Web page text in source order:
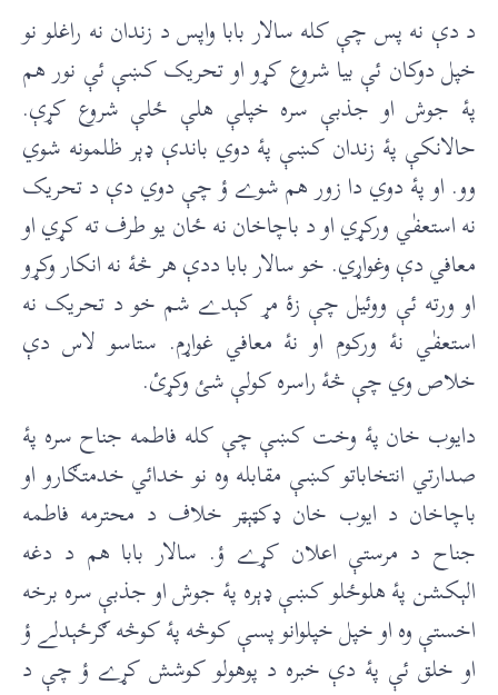
د دې نه پس چې کله سالار بابا واپس د زندان نه راغلو نو
خپل دوکان ئې بيا شروع کړو او تحريک کښې ئې نور هم
پۀ جوش او جذبې سره خپلې هلې ځلې شروع کړې.
حالانکې پۀ زندان کښې پۀ دوي باندې ډېر ظلمونه شوي
وو. او پۀ دوي دا زور هم شوے ؤ چې دوي دې د تحريک
نه استعفٰي ورکړي او د باچاخان نه ځان يو طرف ته کړي او
معافي دې وغواړي. خو سالار بابا ددې هر څۀ نه انکار وکړو
او ورته ئې ووئيل چې زۀ مړ کېدے شم خو د تحريک نه
استعفٰي نۀ ورکوم او نۀ معافي غواړم. ستاسو لاس دې
خلاص وي چې څۀ راسره کولې شئ وکړئ.
دايوب خان پۀ وخت کښې چې کله فاطمه جناح سره پۀ
صدارتي انتخاباتو کښې مقابله وه نو خدائي خدمتګارو او
باچاخان د ايوب خان ډکټېټر خلاف د محترمه فاطمه
جناح د مرستې اعلان کړے ؤ. سالار بابا هم د دغه
الېکشن پۀ هلوځلو کښې ډېره پۀ جوش او جذبې سره برخه
اخستې وه او خپل خپلوانو پسې کوڅه پۀ کوڅه ګرځېدلے ؤ
او خلق ئې پۀ دې خبره د پوهولو کوشش کړے ؤ چې د